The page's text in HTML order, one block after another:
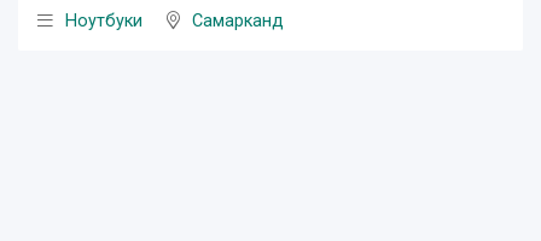
Ноутбуки
Самарканд